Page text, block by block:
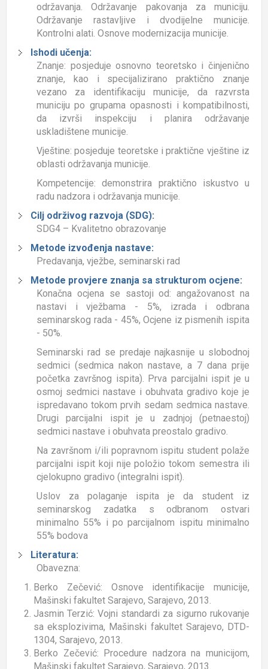
održavanja. Održavanje pakovanja za municiju.
Održavanje rastavljive i dvodijelne municije.
Kontrolni alati. Osnove modernizacija municije.
Ishodi učenja:
Znanje: posjeduje osnovno teoretsko i činjenično
znanje, kao i specijalizirano praktično znanje
vezano za identifikaciju municije, da razvrsta
municiju po grupama opasnosti i kompatibilnosti,
da izvrši inspekciju i planira održavanje
uskladištene municije.
Vještine: posjeduje teoretske i praktične vještine iz
oblasti održavanja municije.
Kompetencije: demonstrira praktično iskustvo u
radu nadzora i održavanja municije.
Cilj održivog razvoja (SDG):
SDG4 – Kvalitetno obrazovanje
Metode izvođenja nastave:
Predavanja, vježbe, seminarski rad
Metode provjere znanja sa strukturom ocjene:
Konačna ocjena se sastoji od: angažovanost na
nastavi i vježbama - 5%, izrada i odbrana
seminarskog rada - 45%, Ocjene iz pismenih ispita
- 50%.
Seminarski rad se predaje najkasnije u slobodnoj
sedmici (sedmica nakon nastave, a 7 dana prije
početka završnog ispita). Prva parcijalni ispit je u
osmoj sedmici nastave i obuhvata gradivo koje je
ispredavano tokom prvih sedam sedmica nastave.
Drugi parcijalni ispit je u zadnjoj (petnaestoj)
sedmici nastave i obuhvata preostalo gradivo.
Na završnom i/ili popravnom ispitu student polaže
parcijalni ispit koji nije položio tokom semestra ili
cjelokupno gradivo (integralni ispit).
Uslov za polaganje ispita je da student iz
seminarskog zadatka s odbranom ostvari
minimalno 55% i po parcijalnom ispitu minimalno
55% bodova
Literatura:
Obavezna:
Berko Zečević: Osnove identifikacije municije,
Mašinski fakultet Sarajevo, Sarajevo, 2013.
Jasmin Terzić: Vojni standardi za sigurno rukovanje
sa eksplozivima, Mašinski fakultet Sarajevo, DTD-
1304, Sarajevo, 2013.
Berko Zečević: Procedure nadzora na municijom,
Mašinski fakultet Sarajevo, Sarajevo, 2013.